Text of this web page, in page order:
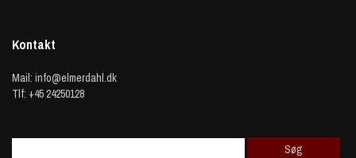
Kontakt
Mail: info@elmerdahl.dk
Tlf: +45 24250128